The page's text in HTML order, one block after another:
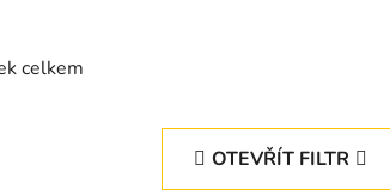
celkem
OTEVŘÍT FILTR